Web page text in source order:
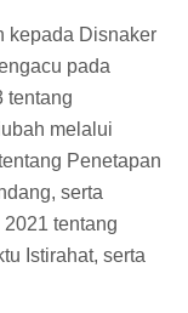
kepada Disnaker
pada
tentang
melalui
Penetapan
serta
tentang
Istirahat, serta